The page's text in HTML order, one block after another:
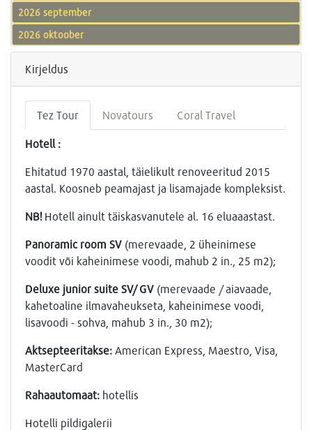
2026 september
2026 oktoober
Kirjeldus
Tez Tour Novatours Coral Travel
Hotell :
Ehitatud 1970 aastal, täielikult renoveeritud 2015
aastal. Koosneb peamajast ja lisamajade kompleksist.
NB!Hotell ainult täiskasvanutele al. 16 eluaaastast.
Panoramic room SV (merevaade, 2 üheinimese
voodit või kaheinimese voodi, mahub 2 in., 25 m2);
Deluxe junior suite SV/ GV (merevaade / aiavaade,
kahetoaline ilmavaheukseta, kaheinimese voodi,
lisavoodi - sohva, mahub 3 in., 30 m2);
Aktsepteeritakse: American Express, Maestro, Visa,
MasterCard
Rahaautomaat: hotellis
Hotelli pildigalerii